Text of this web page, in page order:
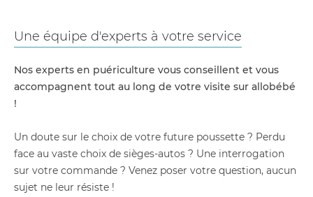
Une équipe d'experts à votre service
Nos experts en puériculture vous conseillent et vous
accompagnent tout au long de votre visite sur allobébé
!
Un doute sur le choix de votre future poussette ? Perdu
face au vaste choix de sièges-autos ? Une interrogation
sur votre commande ? Venez poser votre question, aucun
sujet ne leur résiste !